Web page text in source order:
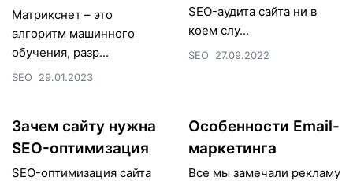
Матрикснет – это
алгоритм машинного
обучения, разр...
SEO 29.01.2023
SEO-аудита сайта ни в
коем слу...
SEO 27.09.2022
Зачем сайту нужна
SEO-оптимизация
SEO-оптимизация сайта
Особенности Email-
маркетинга
Все мы замечали рекламу